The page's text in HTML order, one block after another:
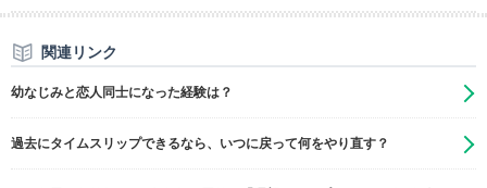
関連リンク
幼なじみと恋人同士になった経験は？
過去にタイムスリップできるなら、いつに戻って何をやり直す？